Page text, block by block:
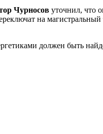
Чурносов уточнил, что
на
должен быть